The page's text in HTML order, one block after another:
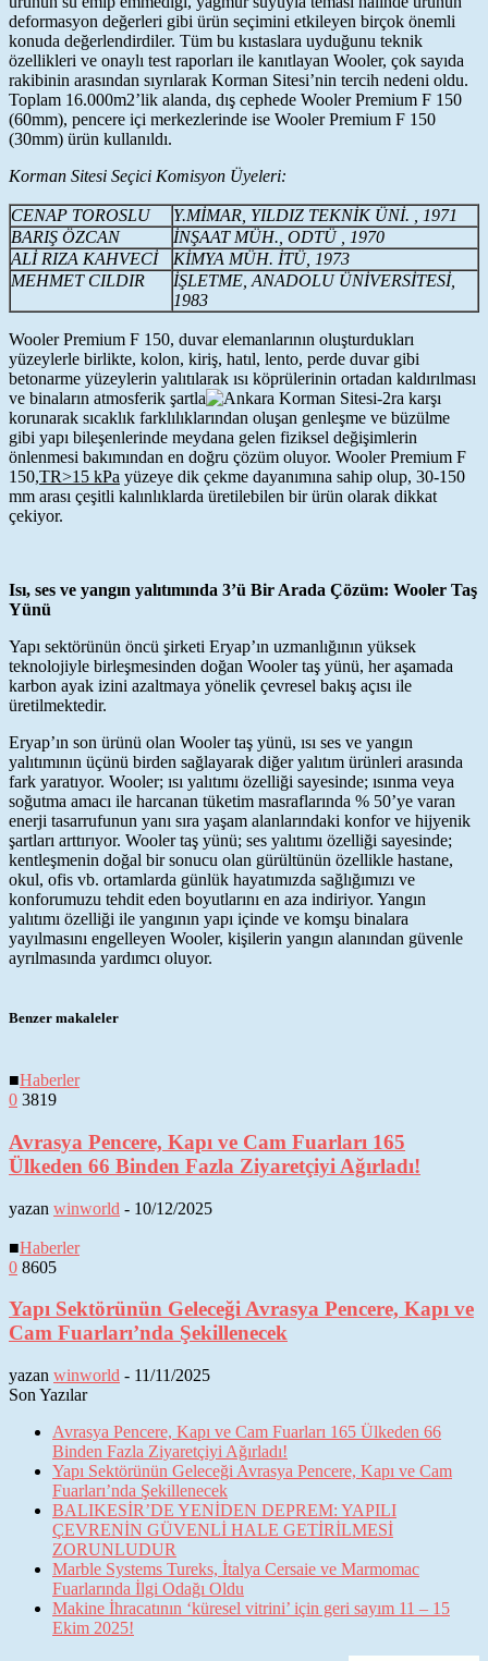
deformasyon değerleri gibi ürün seçimini etkileyen birçok önemli
konuda değerlendirdiler. Tüm bu kıstaslara uyduğunu teknik
özellikleri ve onaylı test raporları ile kanıtlayan Wooler, çok sayıda
rakibinin arasından sıyrılarak Korman Sitesi’nin tercih nedeni oldu.
Toplam 16.000m2’lik alanda, dış cephede Wooler Premium F 150
(60mm), pencere içi merkezlerinde ise Wooler Premium F 150
(30mm) ürün kullanıldı.
Korman Sitesi Seçici Komisyon Üyeleri:
CENAP TOROSLU
Y.MİMAR, YILDIZ TEKNİK ÜNİ. , 1971
BARIŞ ÖZCAN
İNŞAAT MÜH., ODTÜ , 1970
ALİ RIZA KAHVECİ
KİMYA MÜH. İTÜ, 1973
MEHMET CILDIR
İŞLETME, ANADOLU ÜNİVERSİTESİ,
1983
Wooler Premium F 150, duvar elemanlarının oluşturdukları
yüzeylerle birlikte, kolon, kiriş, hatıl, lento, perde duvar gibi
betonarme yüzeylerin yalıtılarak ısı köprülerinin ortadan kaldırılması
ve binaların atmosferik şartla
ra karşı
korunarak sıcaklık farklılıklarından oluşan genleşme ve büzülme
gibi yapı bileşenlerinde meydana gelen fiziksel değişimlerin
önlenmesi bakımından en doğru çözüm oluyor. Wooler Premium F
150,TR>15 kPa yüzeye dik çekme dayanımına sahip olup, 30-150
mm arası çeşitli kalınlıklarda üretilebilen bir ürün olarak dikkat
çekiyor.
Isı, ses ve yangın yalıtımında 3’ü Bir Arada Çözüm: Wooler Taş
Yünü
Yapı sektörünün öncü şirketi Eryap’ın uzmanlığının yüksek
teknolojiyle birleşmesinden doğan Wooler taş yünü, her aşamada
karbon ayak izini azaltmaya yönelik çevresel bakış açısı ile
üretilmektedir.
Eryap’ın son ürünü olan Wooler taş yünü, ısı ses ve yangın
yalıtımının üçünü birden sağlayarak diğer yalıtım ürünleri arasında
fark yaratıyor. Wooler; ısı yalıtımı özelliği sayesinde; ısınma veya
soğutma amacı ile harcanan tüketim masraflarında % 50’ye varan
enerji tasarrufunun yanı sıra yaşam alanlarındaki konfor ve hijyenik
şartları arttırıyor. Wooler taş yünü; ses yalıtımı özelliği sayesinde;
kentleşmenin doğal bir sonucu olan gürültünün özellikle hastane,
okul, ofis vb. ortamlarda günlük hayatımızda sağlığımızı ve
konforumuzu tehdit eden boyutlarını en aza indiriyor. Yangın
yalıtımı özelliği ile yangının yapı içinde ve komşu binalara
yayılmasını engelleyen Wooler, kişilerin yangın alanından güvenle
ayrılmasında yardımcı oluyor.
Benzer makaleler
■Haberler
0 3819
Avrasya Pencere, Kapı ve Cam Fuarları 165
Ülkeden 66 Binden Fazla Ziyaretçiyi Ağırladı!
yazan winworld - 10/12/2025
■Haberler
0 8605
Yapı Sektörünün Geleceği Avrasya Pencere, Kapı ve
Cam Fuarları’nda Şekillenecek
yazan winworld - 11/11/2025
Son Yazılar
Avrasya Pencere, Kapı ve Cam Fuarları 165 Ülkeden 66
Binden Fazla Ziyaretçiyi Ağırladı!
Yapı Sektörünün Geleceği Avrasya Pencere, Kapı ve Cam
Fuarları’nda Şekillenecek
BALIKESİR’DE YENİDEN DEPREM: YAPILI
ÇEVRENİN GÜVENLİ HALE GETİRİLMESİ
ZORUNLUDUR
Marble Systems Tureks, İtalya Cersaie ve Marmomac
Fuarlarında İlgi Odağı Oldu
Makine İhracatının ‘küresel vitrini’ için geri sayım 11 – 15
Ekim 2025!